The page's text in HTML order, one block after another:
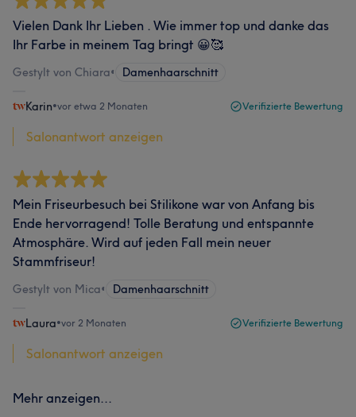
Vielen Dank Ihr Lieben . Wie immer top und danke das
Ihr Farbe in meinem Tag bringt 😀🥰
Gestylt von Chiara• Damenhaarschnitt
Karin•vor etwa 2 Monaten Verifizierte Bewertung
Salonantwort anzeigen
Mein Friseurbesuch bei Stilikone war von Anfang bis
Ende hervorragend! Tolle Beratung und entspannte
Atmosphäre. Wird auf jeden Fall mein neuer
Stammfriseur!
Gestylt von Mica• Damenhaarschnitt
Laura•vor 2 Monaten Verifizierte Bewertung
Salonantwort anzeigen
Mehr anzeigen...